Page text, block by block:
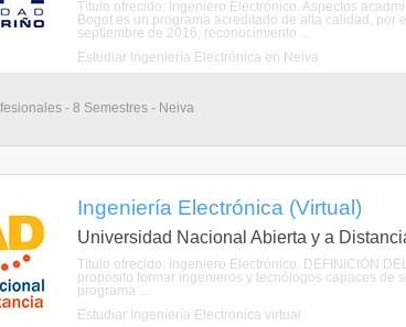
Título ofrecido: Ingeniero Electrónico. Aspectos
Bogot es un programa acreditado de alta calidad,
septiembre de 2016, reconocimiento ...
Estudiar Ingeniería Electrónica en Neiva
- 8 Semestres - Neiva
Ingeniería Electrónica (Virtual)
Universidad Nacional Abierta y a
Título ofrecido: Ingeniero Electrónico. DEFINICIÓN
propósito formar ingenieros y tecnólogos capaces de
programa ...
Estudiar Ingeniería Electrónica virtual